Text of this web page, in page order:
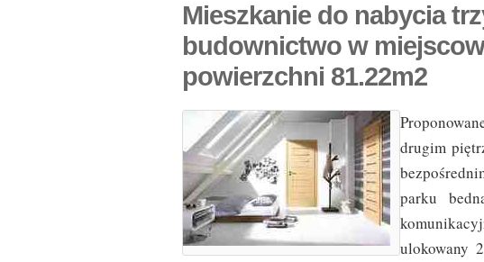
Mieszkanie do nabycia
budownictwo w
powierzchni 81.22m2
drugim
parku
ulokowany